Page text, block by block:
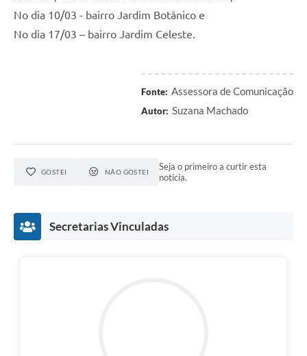
No dia 10/03 - bairro Jardim Botânico e
No dia 17/03 – bairro Jardim Celeste.
Fonte: Assessora de Comunicação
Autor: Suzana Machado
GOSTEI NÃO GOSTEI
Seja o primeiro a curtir esta
notícia.
Secretarias Vinculadas